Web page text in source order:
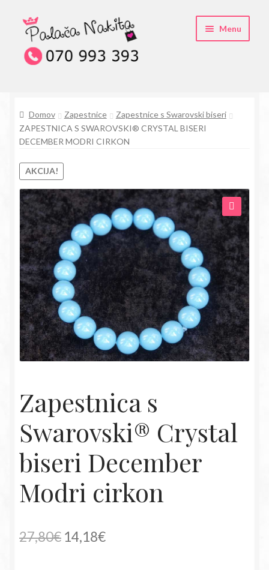
Skip
to
navigation
Skip
to
content
Menu
Pogosta vprašanja
Kontakt
Trgovina
Domov Zapestnice
Zapestnice s Swarovski biseri
ZAPESTNICA S SWAROVSKI® CRYSTAL BISERI
DECEMBER MODRI CIRKON
AKCIJA!
🔍
Zapestnica s
Swarovski® Crystal
biseri December
Modri cirkon
27,80€ Izvirna
14,18€Trenutna